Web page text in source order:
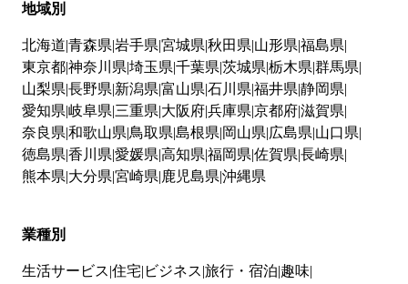
地域別
北海道 青森県 岩手県 宮城県 秋田県 山形県 福島県
東京都神奈川県 埼玉県 千葉県 茨城県 栃木県 群馬県
山梨県 長野県 新潟県 富山県 石川県 福井県 静岡県
愛知県 岐阜県 三重県 大阪府兵庫県 京都府滋賀県
奈良県 和歌山県 鳥取県 島根県 岡山県 広島県 山口県
徳島県 香川県 愛媛県 高知県 福岡県 佐賀県 長崎県
熊本県 大分県 宮崎県 鹿児島県 沖縄県
業種別
生活サービス 住宅 ビジネス 旅行・宿泊 趣味